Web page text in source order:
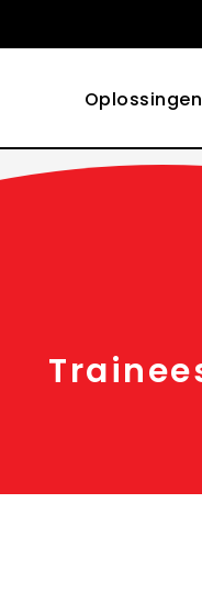
Oplossingen